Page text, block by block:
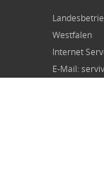
Westfalen
Internet
E-Mail: